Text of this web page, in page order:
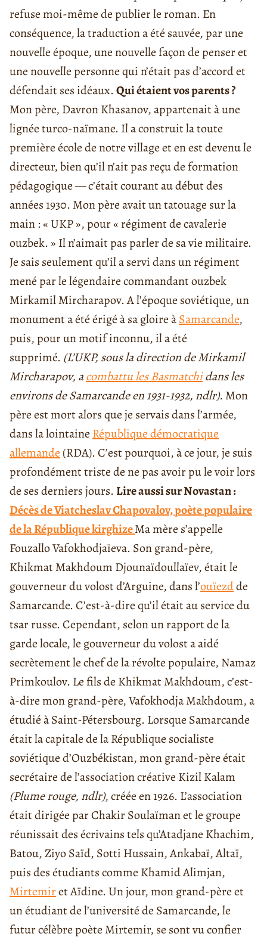
refuse moi-même de publier le roman. En
conséquence, la traduction a été sauvée, par une
nouvelle époque, une nouvelle façon de penser et
une nouvelle personne qui n’était pas d’accord et
défendait ses idéaux.Qui étaient vos parents ?
Mon père, Davron Khasanov, appartenait à une
lignée turco-naïmane. Il a construit la toute
première école de notre village et en est devenu le
directeur, bien qu’il n’ait pas reçu de formation
pédagogique — c’était courant au début des
années 1930. Mon père avait un tatouage sur la
main : « UKP », pour « régiment de cavalerie
ouzbek. » Il n’aimait pas parler de sa vie militaire.
Je sais seulement qu’il a servi dans un régiment
mené par le légendaire commandant ouzbek
Mirkamil Mircharapov. A l’époque soviétique, un
monument a été érigé à sa gloire àSamarcande,
puis, pour un motif inconnu, il a été
supprimé. (L’UKP, sous la direction de Mirkamil
Mircharapov, acombattu les Basmatchidans les
environs de Samarcande en 1931-1932, ndlr). Mon
père est mort alors que je servais dans l’armée,
dans la lointaine République démocratique
allemande (RDA). C’est pourquoi, à ce jour, je suis
profondément triste de ne pas avoir pu le voir lors
de ses derniers jours. Lire aussi sur Novastan :
Décès de Viatcheslav Chapovalov, poète populaire
de la République kirghizeMa mère s’appelle
Fouzallo Vafokhodjaïeva. Son grand-père,
Khikmat Makhdoum Djounaïdoullaïev, était le
gouverneur du volost d’Arguine, dans l’ouïezdde
Samarcande. C’est-à-dire qu’il était au service du
tsar russe. Cependant, selon un rapport de la
garde locale, le gouverneur du volost a aidé
secrètement le chef de la révolte populaire, Namaz
Primkoulov. Le fils de Khikmat Makhdoum, c’est-
à-dire mon grand-père, Vafokhodja Makhdoum, a
étudié à Saint-Pétersbourg. Lorsque Samarcande
était la capitale de la République socialiste
soviétique d’Ouzbékistan, mon grand-père était
secrétaire de l’association créative Kizil Kalam
(Plume rouge, ndlr), créée en 1926. L’association
était dirigée par Chakir Soulaïman et le groupe
réunissait des écrivains tels qu’Atadjane Khachim,
Batou, Ziyo Saïd, Sotti Hussain, Ankabaï, Altaï,
puis des étudiants comme Khamid Alimjan,
Mirtemiret Aïdine. Un jour, mon grand-père et
un étudiant de l’université de Samarcande, le
futur célèbre poète Mirtemir, se sont vu confier